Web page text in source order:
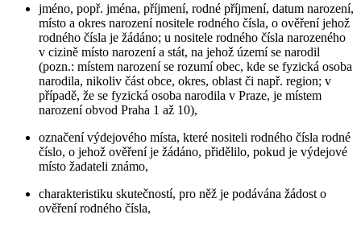
jméno, popř. jména, příjmení, rodné příjmení, datum narození,
místo a okres narození nositele rodného čísla, o ověření jehož
rodného čísla je žádáno; u nositele rodného čísla narozeného
v cizině místo narození a stát, na jehož území se narodil
(pozn.: místem narození se rozumí obec, kde se fyzická osoba
narodila, nikoliv část obce, okres, oblast či např. region; v
případě, že se fyzická osoba narodila v Praze, je místem
narození obvod Praha 1 až 10),
označení výdejového místa, které nositeli rodného čísla rodné
číslo, o jehož ověření je žádáno, přidělilo, pokud je výdejové
místo žadateli známo,
charakteristiku skutečností, pro něž je podávána žádost o
ověření rodného čísla,